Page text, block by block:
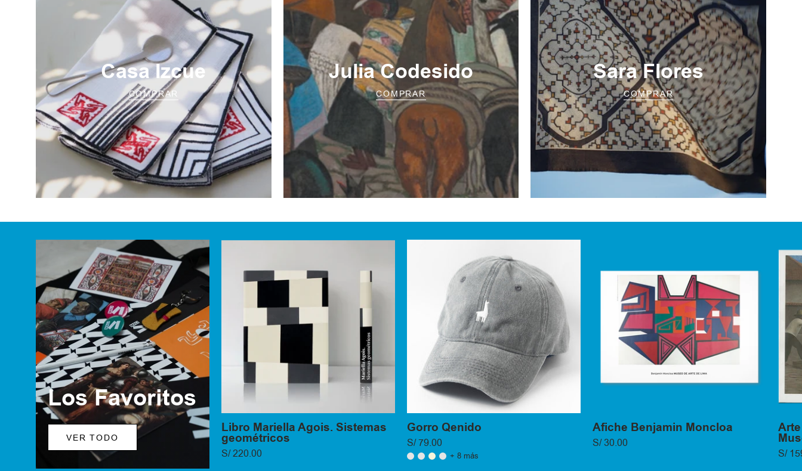
Casa Izcue
COMPRAR
Julia Codesido
COMPRAR
Sara Flores
COMPRAR
Los Favoritos
VER TODO
Agois.
Sistemas
geométricos
Libro Mariella Agois. Sistemas
geométricos
S/ 220.00
Qenido
Gorro Qenido
S/ 79.00
+ 8 más
Moncloa
Afiche Benjamin Moncloa
S/ 30.00
S/